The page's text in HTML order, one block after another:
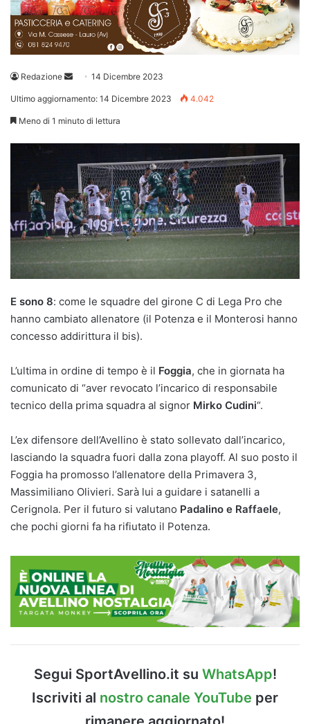
Redazione
Invia 14 Dicembre 2023
Ultimo aggiornamento: 14 Dicembre 2023 4.042
Meno di 1 minuto di lettura
E sono 8: come le squadre del girone C di Lega Pro che
hanno cambiato allenatore (il Potenza e il Monterosi hanno
concesso addirittura il bis).
L’ultima in ordine di tempo è il Foggia, che in giornata ha
comunicato di “aver revocato l’incarico di responsabile
tecnico della prima squadra al signor Mirko Cudini“.
L’ex difensore dell’Avellino è stato sollevato dall’incarico,
lasciando la squadra fuori dalla zona playoff. Al suo posto il
Foggia ha promosso l’allenatore della Primavera 3,
Massimiliano Olivieri. Sarà lui a guidare i satanelli a
Cerignola. Per il futuro si valutano Padalino e Raffaele,
che pochi giorni fa ha rifiutato il Potenza.
Segui SportAvellino.it su WhatsApp!
Iscriviti al nostro canale YouTube per